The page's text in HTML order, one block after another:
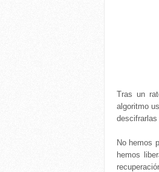
Tras un
algoritmo
descifrarlas
No hemos
hemos